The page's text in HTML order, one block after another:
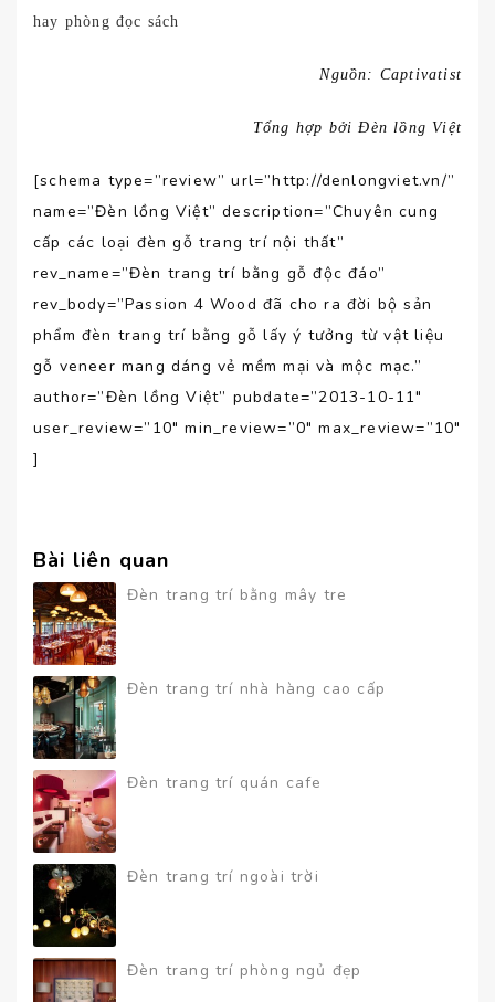
hay phòng đọc sách
Nguồn: Captivatist
Tổng hợp bởi Đèn lồng Việt
[schema type=”review” url=”http://denlongviet.vn/”
name=”Đèn lồng Việt” description=”Chuyên cung
cấp các loại đèn gỗ trang trí nội thất”
rev_name=”Đèn trang trí bằng gỗ độc đáo”
rev_body=”Passion 4 Wood đã cho ra đời bộ sản
phẩm đèn trang trí bằng gỗ lấy ý tưởng từ vật liệu
gỗ veneer mang dáng vẻ mềm mại và mộc mạc.”
author=”Đèn lồng Việt” pubdate=”2013-10-11″
user_review=”10″ min_review=”0″ max_review=”10″
]
Bài liên quan
Đèn trang trí bằng mây tre
Đèn trang trí nhà hàng cao cấp
Đèn trang trí quán cafe
Đèn trang trí ngoài trời
Đèn trang trí phòng ngủ đẹp